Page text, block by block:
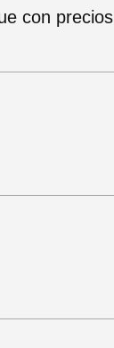
con precios